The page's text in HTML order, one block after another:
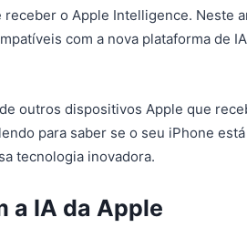
o Apple Intelligence. Neste
com a nova plataforma de
outros dispositivos Apple que
para saber se o seu iPhone
tecnologia inovadora.
a IA da Apple